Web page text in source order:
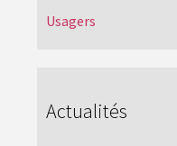
Usagers
Actualités